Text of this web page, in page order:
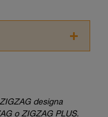
informativo.
designa
o ZIGZAG PLUS.